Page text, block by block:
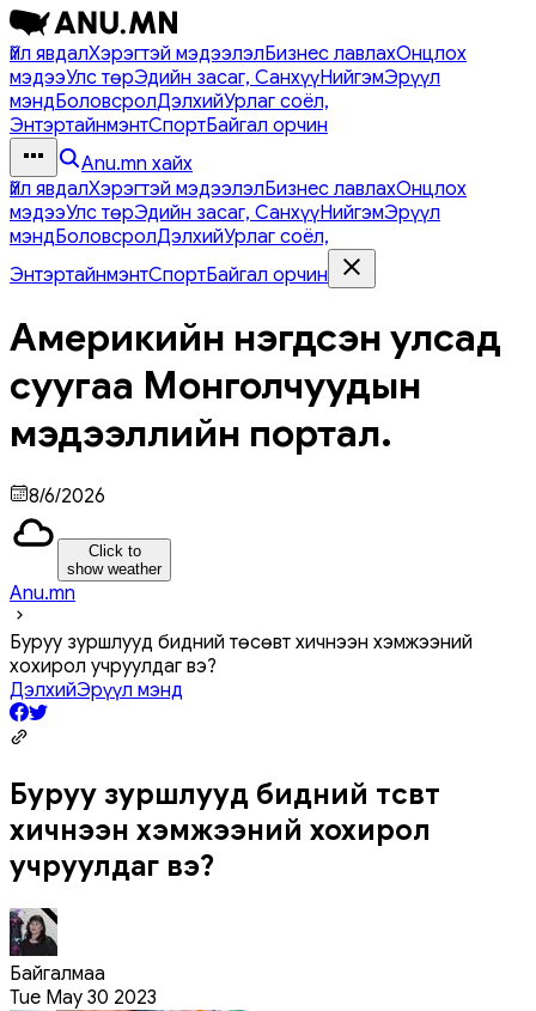
Үйл явдалХэрэгтэй мэдээлэлБизнес лавлахОнцлох
мэдээУлс төрЭдийн засаг, СанхүүНийгэмЭрүүл
мэндБоловсролДэлхийУрлаг соёл,
ЭнтэртайнмэнтСпортБайгал орчин
Anu.mn хайх
Үйл явдалХэрэгтэй мэдээлэлБизнес лавлахОнцлох
мэдээУлс төрЭдийн засаг, СанхүүНийгэмЭрүүл
мэндБоловсролДэлхийУрлаг соёл,
ЭнтэртайнмэнтСпортБайгал орчин
Америкийн нэгдсэн улсад
суугаа Монголчуудын
мэдээллийн портал.
8/6/2026
Click to
show weather
Anu.mn
Буруу зуршлууд бидний төсөвт хичнээн хэмжээний
хохирол учруулдаг вэ?
ДэлхийЭрүүл мэнд
Буруу зуршлууд бидний төсөвт
хичнээн хэмжээний хохирол
учруулдаг вэ?
Байгалмаа
Tue May 30 2023